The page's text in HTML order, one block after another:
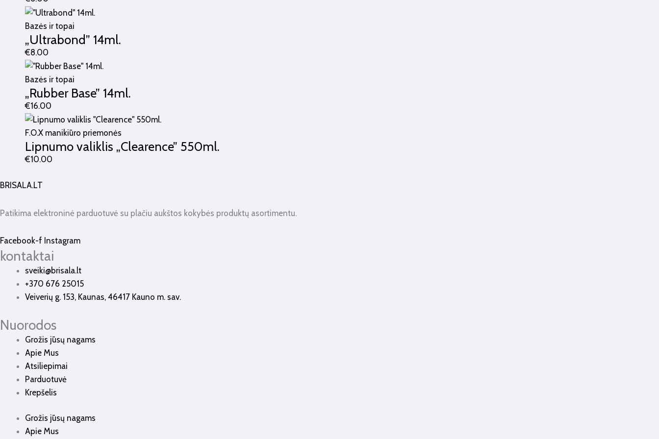
Bazės ir topai
„Ultrabond” 14ml.
€8.00
Bazės ir topai
„Rubber Base” 14ml.
€16.00
F.O.X manikiūro priemonės
Lipnumo valiklis „Clearence” 550ml.
€10.00
BRISALA.LT
Patikima elektroninė parduotuvė su plačiu aukštos kokybės produktų asortimentu.
Facebook-f Instagram
kontaktai
sveiki@brisala.lt
+370 676 25015
Veiverių g. 153, Kaunas, 46417 Kauno m. sav.
Nuorodos
Grožis jūsų nagams
Apie Mus
Atsiliepimai
Parduotuvė
Krepšelis
Grožis jūsų nagams
Apie Mus